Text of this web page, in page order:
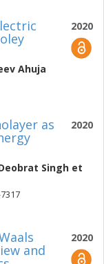
2020
Ahuja
2020
as
Singh et
2020
and